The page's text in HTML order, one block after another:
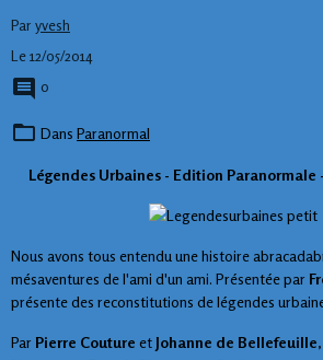
Par yvesh
Le 12/05/2014
0
Dans Paranormal
Légendes Urbaines - Edition Paranormale -
Nous avons tous entendu une histoire
mésaventures de l'ami d'un ami. Présentée par
présente des reconstitutions de légendes
Par Pierre Couture et Johanne de Bellefeuille